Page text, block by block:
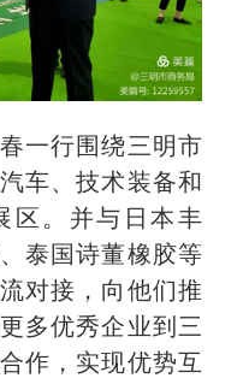
行围绕三明市
车、技术装备和
区。并与日本丰
泰国诗董橡胶等
对接，向他们推
多优秀企业到三
作，实现优势互